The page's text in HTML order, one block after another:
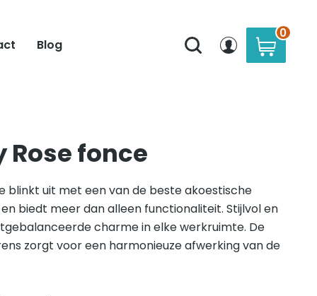
Blog
0
Rose fonce
blinkt uit met een van de beste akoestische
biedt meer dan alleen functionaliteit. Stijlvol en
charme in elke werkruimte. De
zorgt voor een harmonieuze afwerking van de